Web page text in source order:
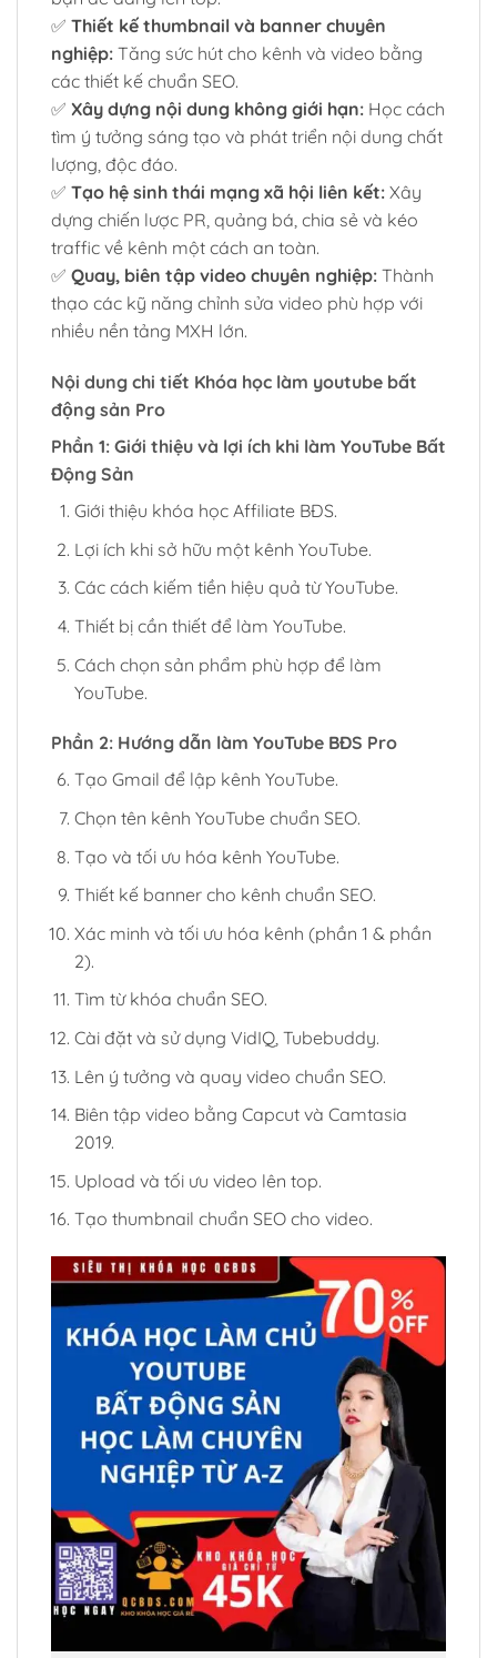
✅ Thiết kế thumbnail và banner chuyên
nghiệp: Tăng sức hút cho kênh và video bằng
các thiết kế chuẩn SEO.
✅ Xây dựng nội dung không giới hạn: Học cách
tìm ý tưởng sáng tạo và phát triển nội dung chất
lượng, độc đáo.
✅ Tạo hệ sinh thái mạng xã hội liên kết: Xây
dựng chiến lược PR, quảng bá, chia sẻ và kéo
traffic về kênh một cách an toàn.
✅ Quay, biên tập video chuyên nghiệp: Thành
thạo các kỹ năng chỉnh sửa video phù hợp với
nhiều nền tảng MXH lớn.
Nội dung chi tiết Khóa học làm youtube bất
động sản Pro
Phần 1: Giới thiệu và lợi ích khi làm YouTube Bất
Động Sản
Giới thiệu khóa học Affiliate BĐS.
Lợi ích khi sở hữu một kênh YouTube.
Các cách kiếm tiền hiệu quả từ YouTube.
Thiết bị cần thiết để làm YouTube.
Cách chọn sản phẩm phù hợp để làm
YouTube.
Phần 2: Hướng dẫn làm YouTube BĐS Pro
Tạo Gmail để lập kênh YouTube.
Chọn tên kênh YouTube chuẩn SEO.
Tạo và tối ưu hóa kênh YouTube.
Thiết kế banner cho kênh chuẩn SEO.
Xác minh và tối ưu hóa kênh (phần 1 & phần
2).
Tìm từ khóa chuẩn SEO.
Cài đặt và sử dụng VidIQ, Tubebuddy.
Lên ý tưởng và quay video chuẩn SEO.
Biên tập video bằng Capcut và Camtasia
2019.
Upload và tối ưu video lên top.
Tạo thumbnail chuẩn SEO cho video.